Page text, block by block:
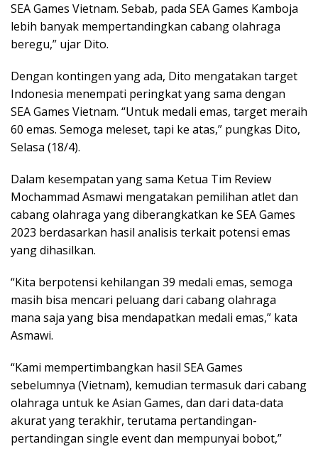
SEA Games Vietnam. Sebab, pada SEA Games Kamboja
lebih banyak mempertandingkan cabang olahraga
beregu,” ujar Dito.
Dengan kontingen yang ada, Dito mengatakan target
Indonesia menempati peringkat yang sama dengan
SEA Games Vietnam. “Untuk medali emas, target meraih
60 emas. Semoga meleset, tapi ke atas,” pungkas Dito,
Selasa (18/4).
Dalam kesempatan yang sama Ketua Tim Review
Mochammad Asmawi mengatakan pemilihan atlet dan
cabang olahraga yang diberangkatkan ke SEA Games
2023 berdasarkan hasil analisis terkait potensi emas
yang dihasilkan.
“Kita berpotensi kehilangan 39 medali emas, semoga
masih bisa mencari peluang dari cabang olahraga
mana saja yang bisa mendapatkan medali emas,” kata
Asmawi.
“Kami mempertimbangkan hasil SEA Games
sebelumnya (Vietnam), kemudian termasuk dari cabang
olahraga untuk ke Asian Games, dan dari data-data
akurat yang terakhir, terutama pertandingan-
pertandingan single event dan mempunyai bobot,”